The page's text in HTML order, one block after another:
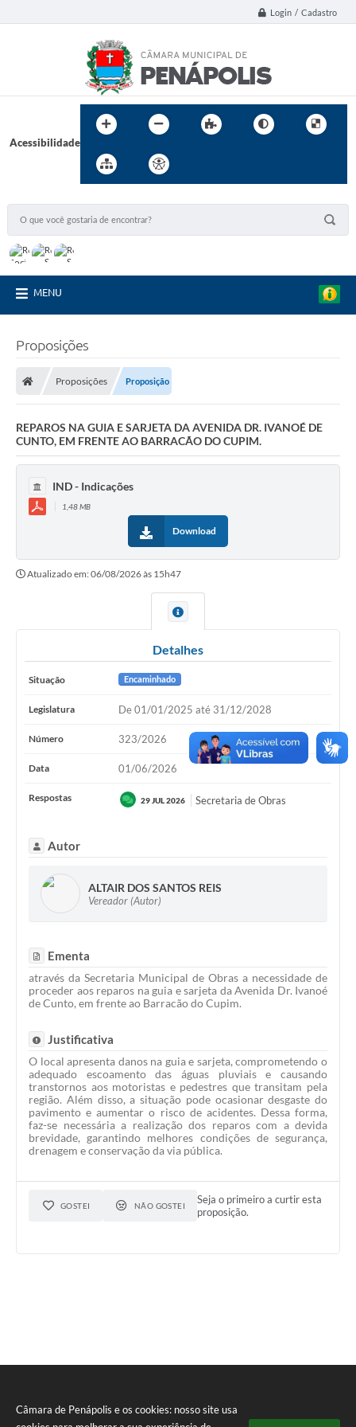
Câmara de Penápolis e os cookies: nosso site usa
Login / Cadastro
Acessibilidade
MENU
Proposições
Proposições Proposição
REPAROS NA GUIA E SARJETA DA AVENIDA DR. IVANOÉ DE
CUNTO, EM FRENTE AO BARRACÃO DO CUPIM.
IND - Indicações
1,48 MB
Download
Atualizado em: 06/08/2026 às 15h47
Detalhes
Situação Encaminhado
Legislatura De 01/01/2025 até 31/12/2028
Número 323/2026
Data 01/06/2026
Respostas 29 JUL 2026 Secretaria de Obras
Autor
ALTAIR DOS SANTOS REIS
Vereador (Autor)
Ementa
através da Secretaria Municipal de Obras a necessidade de
proceder aos reparos na guia e sarjeta da Avenida Dr. Ivanoé
de Cunto, em frente ao Barracão do Cupim.
Justificativa
O local apresenta danos na guia e sarjeta, comprometendo o
adequado escoamento das águas pluviais e causando
transtornos aos motoristas e pedestres que transitam pela
região. Além disso, a situação pode ocasionar desgaste do
pavimento e aumentar o risco de acidentes. Dessa forma,
faz-se necessária a realização dos reparos com a devida
brevidade, garantindo melhores condições de segurança,
drenagem e conservação da via pública.
GOSTEI NÃO GOSTEI
Seja o primeiro a curtir esta
proposição.